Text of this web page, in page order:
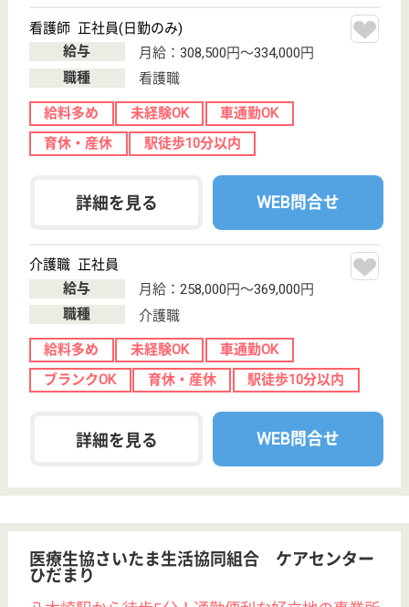
秀峰会 翡翠の舞介護保険センター
横浜市最大級の社会福祉法人秀峰会が運営！大手
社会福祉法人ならではのキャリアアップ、職員と
職員家族を含めた福利厚生が魅力的です♪
神奈川県横浜市
緑区台村町337
業所, 訪問介護,
訪問看護, 定期
巡...
ご利用者が最期まで住み慣れたご自宅で暮らし続けら
れる環境づくり、 さらには地域包括ケアシステム構
築の実現のために今後もチャレンジを続けてまいりま
サービス提供責任者 正社員(日勤のみ)
職種
サービス提供責任者
給料多め 未経験OK
賞与4か月以上
育休・産休
寮あり 駅徒歩10分以内
詳細を見る
横浜市最大級の社会福祉法人秀峰会が運営！☆大
手社会福祉法人ならではのキャリアアップ、職員
と職員家族を含めた福利厚生が魅力的です♪